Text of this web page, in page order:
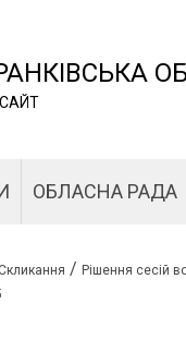
ОБЛАСНА РАДА
Скликання / Рішення сесій